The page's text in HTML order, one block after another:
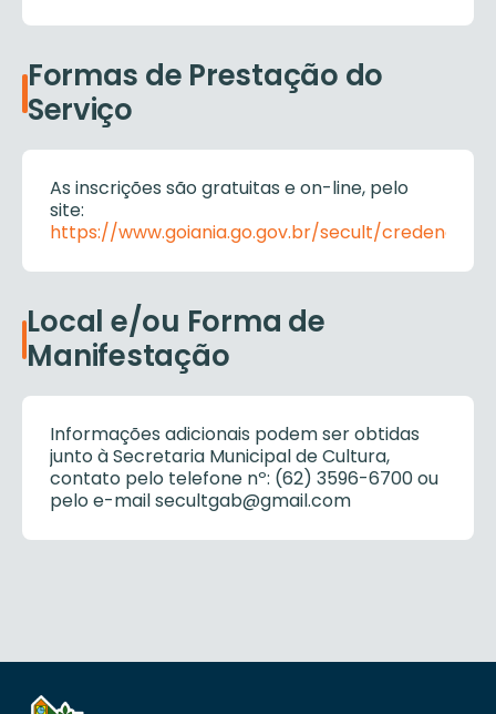
Formas de Prestação do
Serviço
As inscrições são gratuitas e on-line, pelo
site:
https://www.goiania.go.gov.br/secult/
Local e/ou Forma de
Manifestação
Informações adicionais podem ser obtidas
junto à Secretaria Municipal de Cultura,
contato pelo telefone nº: (62) 3596-6700 ou
pelo e-mail secultgab@gmail.com